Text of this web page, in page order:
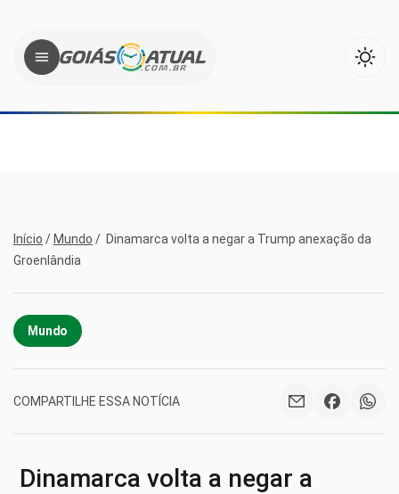
Início / Mundo / Dinamarca volta a negar a Trump anexação da
Groenlândia
Mundo
COMPARTILHE ESSA NOTÍCIA
Dinamarca volta a negar a